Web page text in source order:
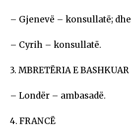
– Gjenevë – konsullatë; dhe
– Cyrih – konsullatë.
3. MBRETËRIA E BASHKUAR
– Londër – ambasadë.
4. FRANCË